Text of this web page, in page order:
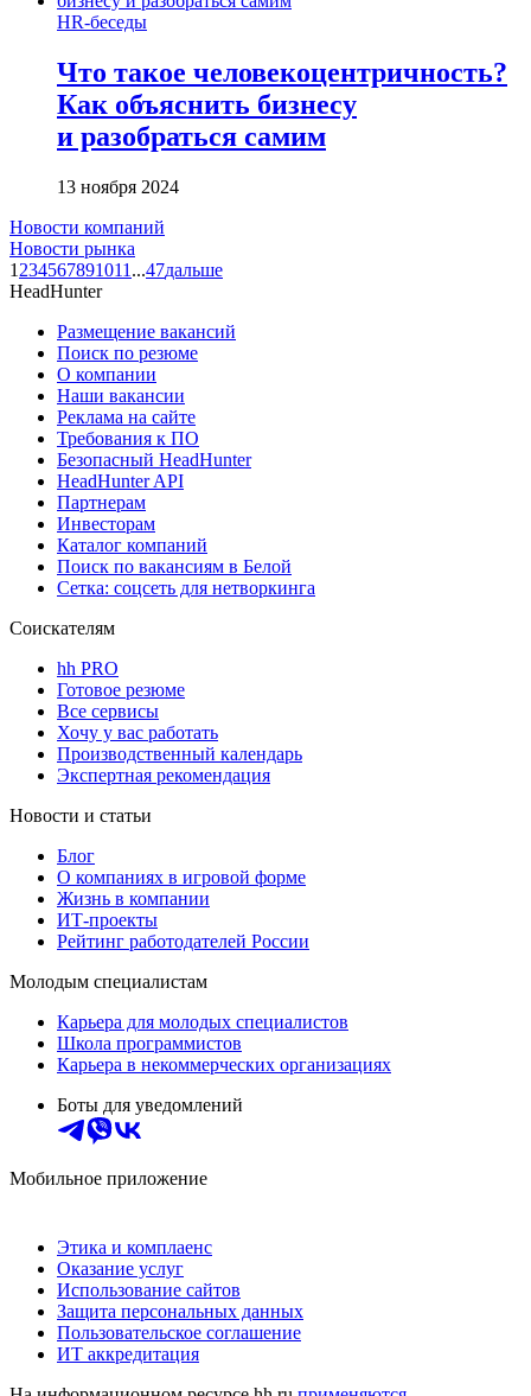
HR-беседы
Что такое человеко­центричность?
Как объяснить бизнесу
и разобраться самим
13 ноября 2024
Новости компаний
Новости рынка
1 234567891011 ...47дальше
HeadHunter
Размещение вакансий
Поиск по резюме
О компании
Наши вакансии
Реклама на сайте
Требования к ПО
Безопасный HeadHunter
HeadHunter API
Партнерам
Инвесторам
Каталог компаний
Поиск по вакансиям в Белой
Сетка: соцсеть для нетворкинга
Соискателям
hh PRO
Готовое резюме
Все сервисы
Хочу у вас работать
Производственный календарь
Экспертная рекомендация
Новости и статьи
Блог
О компаниях в игровой форме
Жизнь в компании
ИТ-проекты
Рейтинг работодателей России
Молодым специалистам
Карьера для молодых специалистов
Школа программистов
Карьера в некоммерческих организациях
Боты для уведомлений
Мобильное приложение
Этика и комплаенс
Оказание услуг
Использование сайтов
Защита персональных данных
Пользовательское соглашение
ИТ аккредитация